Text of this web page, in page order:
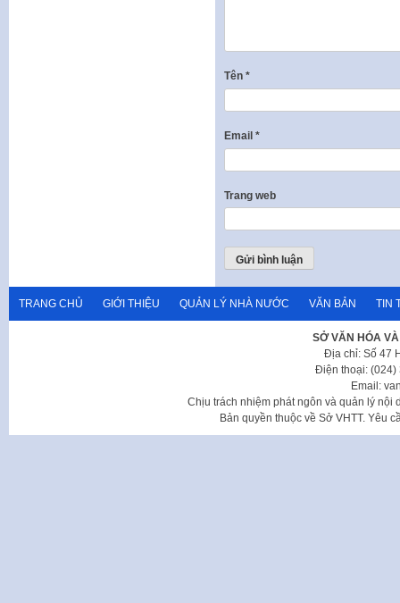
Tên *
Email *
Trang web
TRANG CHỦ GIỚI THIỆU QUẢN LÝ NHÀ NƯỚC VĂN BẢN TIN
SỞ VĂN HÓA
Địa chỉ: Số 47
Điện thoại: (024)
Email:
Chịu trách nhiệm phát ngôn và quản lý nội
Bản quyền thuộc về Sở VHTT. Yêu